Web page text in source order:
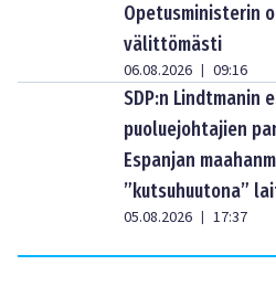
Opetusministerin
välittömästi
06.08.2026 | 09:16
SDP:n Lindtmanin
puoluejohtajien
Espanjan
”kutsuhuutona”
05.08.2026 | 17:37